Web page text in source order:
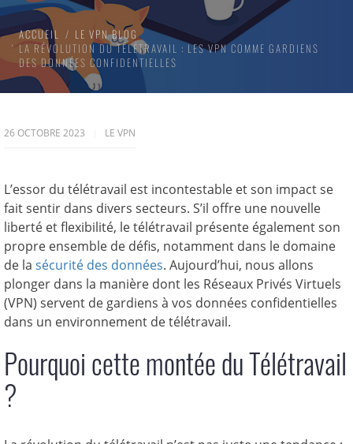
ACCUEIL
LE VPN BLOG
LA RÉVOLUTION DU TÉLÉTRAVAIL : LES VPN COMME GARDIENS
DES DONNÉES CONFIDENTIELLES
26 OCTOBRE 2023 LE VPN
L’essor du télétravail est incontestable et son impact se
fait sentir dans divers secteurs. S’il offre une nouvelle
liberté et flexibilité, le télétravail présente également son
propre ensemble de défis, notamment dans le domaine
de la sécurité des données. Aujourd’hui, nous allons
plonger dans la manière dont les Réseaux Privés Virtuels
(VPN) servent de gardiens à vos données confidentielles
dans un environnement de télétravail.
Pourquoi cette montée du Télétravail
?